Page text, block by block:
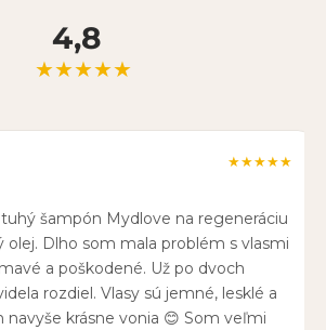
4,8
★★★★★
★★★★★
šampón Mydlove na regeneráciu
olej. Dlho som mala problém s vlasmi
a poškodené. Už po dvoch
rozdiel. Vlasy sú jemné, lesklé a
navyše krásne vonia 😊 Som veľmi